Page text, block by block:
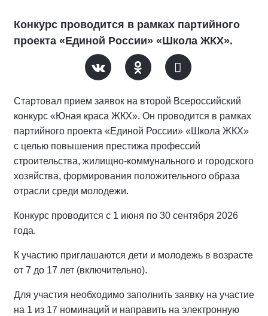
Конкурс проводится в рамках партийного
проекта «Единой России» «Школа ЖКХ».
Стартовал прием заявок на второй Всероссийский
конкурс «Юная краса ЖКХ». Он проводится в рамках
партийного проекта «Единой России» «Школа ЖКХ»
с целью повышения престижа профессий
строительства, жилищно-коммунального и городского
хозяйства, формирования положительного образа
отрасли среди молодежи.
Конкурс проводится с 1 июня по 30 сентября 2026
года.
К участию приглашаются дети и молодежь в возрасте
от 7 до 17 лет (включительно).
Для участия необходимо заполнить заявку на участие
на 1 из 17 номинаций и направить на электронную